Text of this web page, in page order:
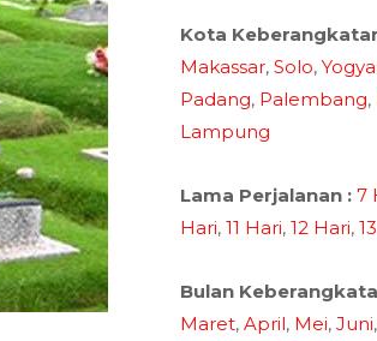
Kota
Makassar, Solo,
Padang, Palembang,
Lampung
Lama Perjalanan : 7
Hari, 11 Hari, 12 Hari,
Bulan
Maret, April, Mei, Juni,